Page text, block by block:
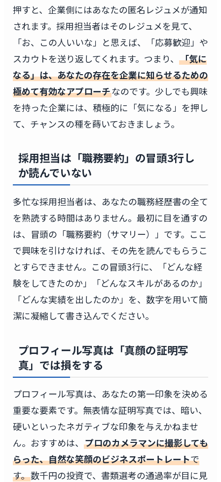
押すと、企業側にはあなたの匿名レジュメが通知
されます。採用担当者はそのレジュメを見て、
「お、この人いいな」と思えば、「応募歓迎」や
スカウトを送り返してくれます。つまり、 「気に
なる」は、あなたの存在を企業に知らせるための
極めて有効なアプローチなのです。少しでも興味
を持った企業には、積極的に「気になる」を押し
て、チャンスの種を蒔いておきましょう。
採用担当は「職務要約」の冒頭3行し
か読んでいない
多忙な採用担当者は、あなたの職務経歴書の全て
を熟読する時間はありません。最初に目を通すの
は、冒頭の「職務要約（サマリー）」です。ここ
で興味を引けなければ、その先を読んでもらうこ
とすらできません。この冒頭3行に、「どんな経
験をしてきたのか」「どんなスキルがあるのか」
「どんな実績を出したのか」を、数字を用いて簡
潔に凝縮して書き込んでください。
プロフィール写真は「真顔の証明写
真」では損をする
プロフィール写真は、あなたの第一印象を決める
重要な要素です。無表情な証明写真では、暗い、
硬いといったネガティブな印象を与えかねませ
ん。おすすめは、 プロのカメラマンに撮影しても
らった、自然な笑顔のビジネスポートレートで
す。数千円の投資で、書類選考の通過率が目に見